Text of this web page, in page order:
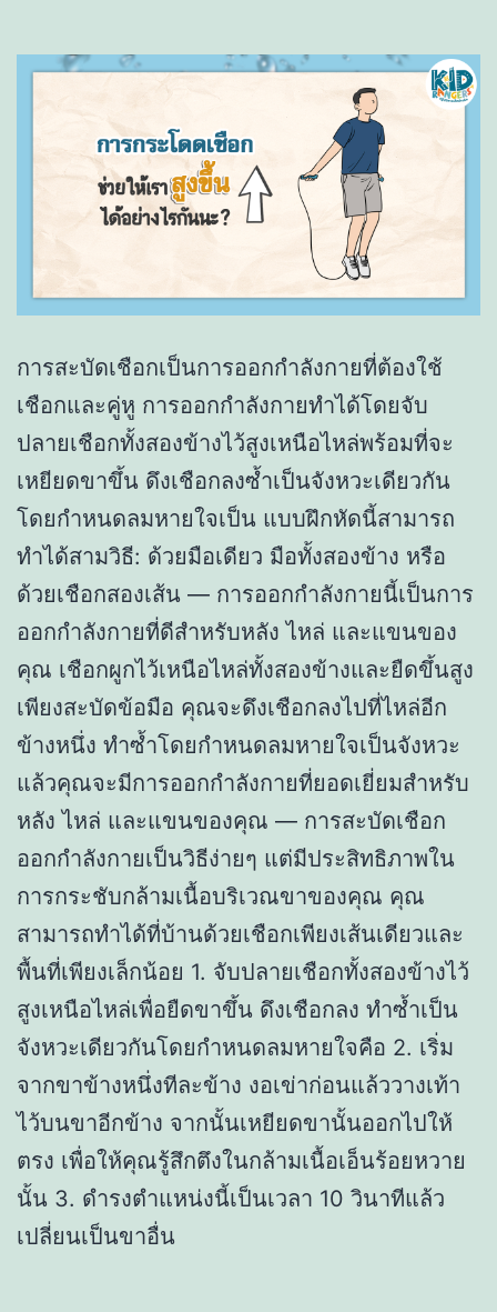
การสะบัดเชือกเป็นการออกกำลังกายที่ต้องใช้
เชือกและคู่หู การออกกำลังกายทำได้โดยจับ
ปลายเชือกทั้งสองข้างไว้สูงเหนือไหล่พร้อมที่จะ
เหยียดขาขึ้น ดึงเชือกลงซ้ำเป็นจังหวะเดียวกัน
โดยกำหนดลมหายใจเป็น แบบฝึกหัดนี้สามารถ
ทำได้สามวิธี: ด้วยมือเดียว มือทั้งสองข้าง หรือ
ด้วยเชือกสองเส้น — การออกกำลังกายนี้เป็นการ
ออกกำลังกายที่ดีสำหรับหลัง ไหล่ และแขนของ
คุณ เชือกผูกไว้เหนือไหล่ทั้งสองข้างและยืดขึ้นสูง
เพียงสะบัดข้อมือ คุณจะดึงเชือกลงไปที่ไหล่อีก
ข้างหนึ่ง ทำซ้ำโดยกำหนดลมหายใจเป็นจังหวะ
แล้วคุณจะมีการออกกำลังกายที่ยอดเยี่ยมสำหรับ
หลัง ไหล่ และแขนของคุณ — การสะบัดเชือก
ออกกำลังกายเป็นวิธีง่ายๆ แต่มีประสิทธิภาพใน
การกระชับกล้ามเนื้อบริเวณขาของคุณ คุณ
สามารถทำได้ที่บ้านด้วยเชือกเพียงเส้นเดียวและ
พื้นที่เพียงเล็กน้อย 1. จับปลายเชือกทั้งสองข้างไว้
สูงเหนือไหล่เพื่อยืดขาขึ้น ดึงเชือกลง ทำซ้ำเป็น
จังหวะเดียวกันโดยกำหนดลมหายใจคือ 2. เริ่ม
จากขาข้างหนึ่งทีละข้าง งอเข่าก่อนแล้ววางเท้า
ไว้บนขาอีกข้าง จากนั้นเหยียดขานั้นออกไปให้
ตรง เพื่อให้คุณรู้สึกตึงในกล้ามเนื้อเอ็นร้อยหวาย
นั้น 3. ดำรงตำแหน่งนี้เป็นเวลา 10 วินาทีแล้ว
เปลี่ยนเป็นขาอื่น